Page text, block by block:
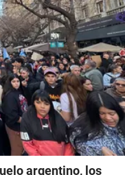
argentino, los